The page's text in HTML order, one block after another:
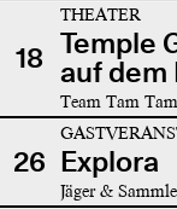
18
THEATER
Temple
auf dem
Team Tam Tam
26 Explora
Jäger &